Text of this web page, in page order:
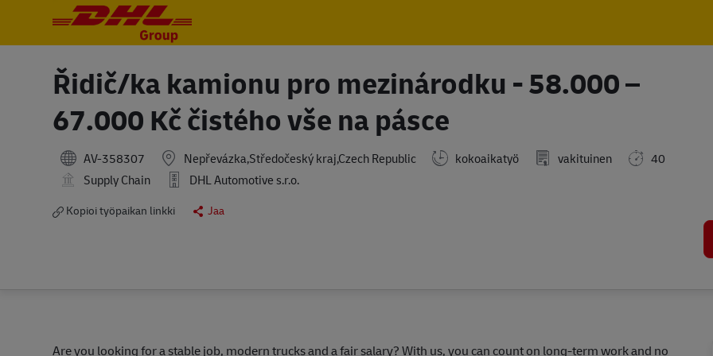
Řidič/ka kamionu pro mezinárodku - 58.000 –
67.000 Kč čistého vše na pásce
AV-358307 Nepřevázka,Středočeský kraj,Czech Republic kokoaikatyö vakituinen
40
Supply Chain
DHL Automotive s.r.o.
Kopioi työpaikan linkki
Jaa
Are you looking for a stable job, modern trucks and a fair salary? With us, you can count on long-term work and no